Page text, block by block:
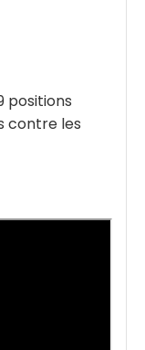
positions
contre les